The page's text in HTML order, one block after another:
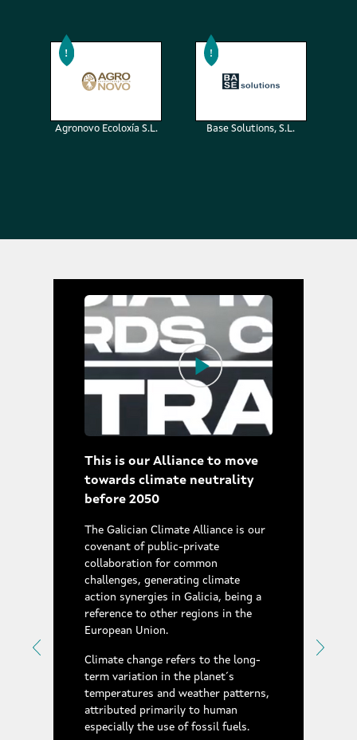
Agronovo Ecoloxía S.L. Base Solutions, S.L.
This is our Alliance to move
towards climate neutrality
before 2050
The Galician Climate Alliance is our
covenant of public-private
collaboration for common
challenges, generating climate
action synergies in Galicia, being a
reference to other regions in the
European Union.
Climate change refers to the long-
term variation in the planet´s
temperatures and weather patterns,
attributed primarily to human
especially the use of fossil fuels.